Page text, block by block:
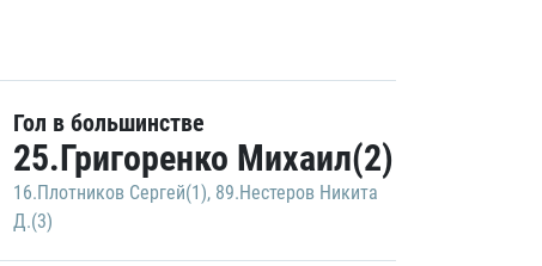
Гол в большинстве
25.Григоренко Михаил(2)
16.Плотников Сергей(1), 89.Нестеров Никита
Д.(3)